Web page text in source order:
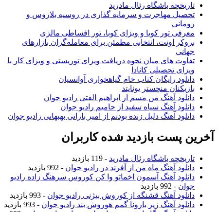
تاریخچه باشگاه رئال مادرید
تحصیل مهاجرت و سرمایه گذاری در روسیه بلاروس و
رومانی
معرفی تور کوبا و ویزای کوبا، تور اقساطی مالزی
بروکر اوتت، انتخابی مطمئن برای معامله‌گران بازارهای
جهانی
تفاوت های میان نحوه دریافت ویزای توریستی و ویزای کار با
ویزای تحصیلی کانادا
دانلود رایگان کتاب خام گیاهخواری آوانسیان
بازیکنان منچستر یونایتد
دانلود آهنگ من مسم از ابراهیم الفتی رادیو جوان
دانلود آهنگ سیاه سفید از حامیم رادیو جوان
دانلود آهنگ دلیل زنده بودنم از امیر بارانی بهبهانی رادیو جوان
پست بازدید شده کاربران
تاریخچه باشگاه رئال مادرید- 119 بازدید
دانلود آهنگ ماه من از آفرند در رادیو جوان- 992 بازدید
دانلود آهنگ آسمون اخماتو وا کن کوروس سرهنگ زاده رادیو
جوان- 992 بازدید
دانلود آهنگ قشنگه از کوروش بیژنی رادیو جوان- 993 بازدید
دانلود آهنگ زیر بارونا گمم هوروش بند رادیو جوان- 993 بازدید